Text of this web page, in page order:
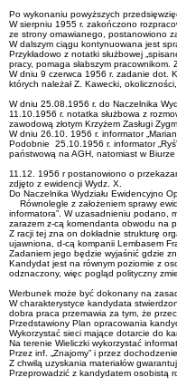
Po wykonaniu powyższych
W sierpniu 1955 r. zakończono
ze strony omawianego, postanowiono
W dalszym ciągu kontynuowana jest
Przykładowo z notatki służbowej
pracy, pomaga słabszym
W dniu 9 czerwca 1956 r. zadanie dot.
których należał Z. Kawecki,
W dniu 25.08.1956 r. do Naczelnika
11.10.1956 r. notatka służbowa z
zawodową złotym Krzyżem Zasługi
W dniu 26.10. 1956 r. informator
Podobnie 25.10.1956 r. informator
państwową na AGH, natomiast w
11.12. 1956 r postanowiono o
zdjęto z ewidencji Wydz. X.
Do Naczelnika Wydziału Ewidencyjno
Równolegle z założeniem sprawy
informatora”. W uzasadnieniu podano,
zarazem z-cą komendanta obwodu na
Z racji tej zna on dokładnie strukturę
ujawniona, d-cą kompanii Lembasem
Zadaniem jego będzie wyjaśnić gdzie
Kandydat jest na równym poziomie z
odznaczony, więc pogląd polityczny
Werbunek może być dokonany na
W charakterystyce kandydata
dobra praca przemawia za tym, że
Przedstawiony Plan opracowania
Wykorzystać sieci mające dotarcie do
Na terenie Wieliczki wykorzystać
Przez inf. „Znajomy” i przez
Z chwilą uzyskania materiałów
Przeprowadzić z kandydatem osobistą